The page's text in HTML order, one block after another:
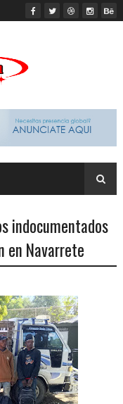
indocumentados
en Navarrete